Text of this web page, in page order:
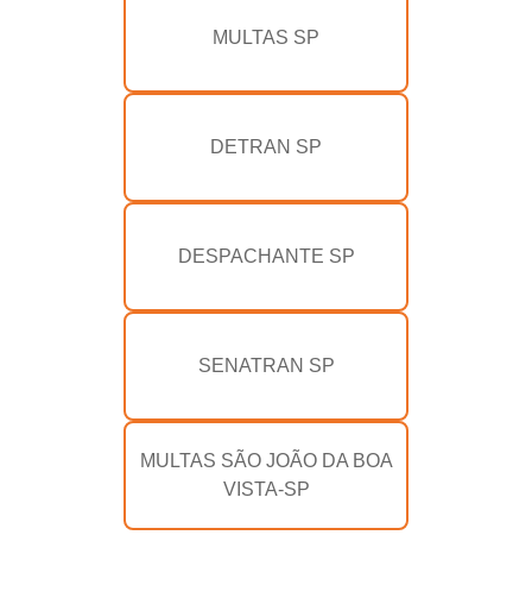
MULTAS SP
DETRAN SP
DESPACHANTE SP
SENATRAN SP
MULTAS SÃO JOÃO DA BOA
VISTA-SP